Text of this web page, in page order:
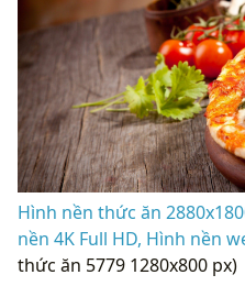
Hình nền thức ăn
nền 4K Full HD, Hình nền
thức ăn 5779 1280x800 px)